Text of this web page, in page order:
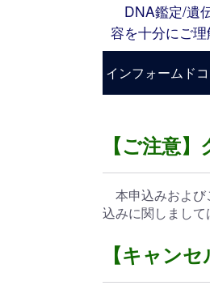
DNA鑑定/遺
容を十分にご
インフォームド
【ご注意
本申込みおよび
込みに関しまし
【キャン